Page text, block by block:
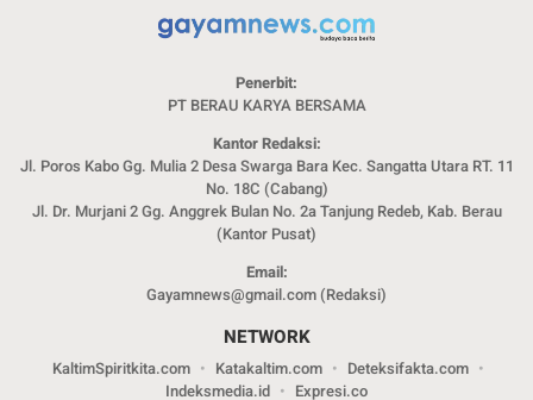
Penerbit:
PT BERAU KARYA BERSAMA
Kantor Redaksi:
Jl. Poros Kabo Gg. Mulia 2 Desa Swarga Bara Kec. Sangatta Utara RT. 11
No. 18C (Cabang)
Jl. Dr. Murjani 2 Gg. Anggrek Bulan No. 2a Tanjung Redeb, Kab. Berau
(Kantor Pusat)
Email:
Gayamnews@gmail.com (Redaksi)
NETWORK
KaltimSpiritkita.com Katakaltim.com
Deteksifakta.com
Indeksmedia.id
Expresi.co